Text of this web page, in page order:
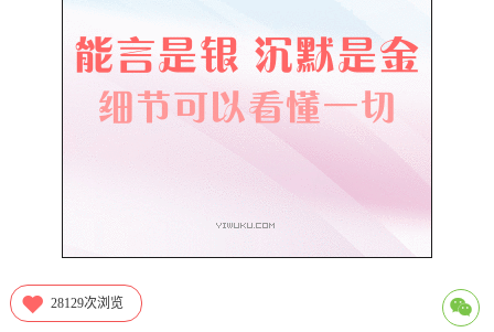
28129次浏览